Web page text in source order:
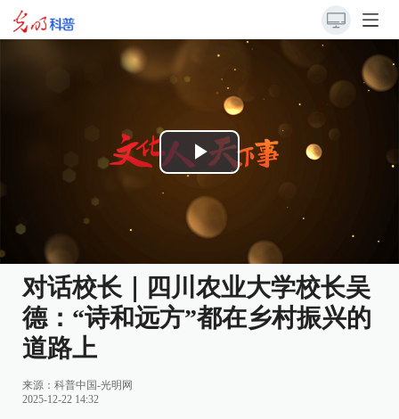
Play
Video
对话校长｜四川农业大学校长吴
德：“诗和远方”都在乡村振兴的
道路上
来源： 科普中国-光明网
2025-12-22 14:32